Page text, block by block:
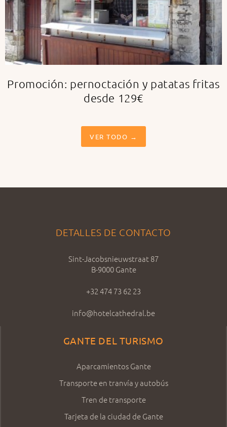
Promoción: pernoctación y patatas fritas
desde 129€
VER TODO →
DETALLES DE CONTACTO
Sint-Jacobsnieuwstraat 87
B-9000 Gante
+32 474 73 62 23
info@hotelcathedral.be
GANTE DEL TURISMO
Aparcamientos Gante
Transporte en tranvía y autobús
Tren de transporte
Tarjeta de la ciudad de Gante